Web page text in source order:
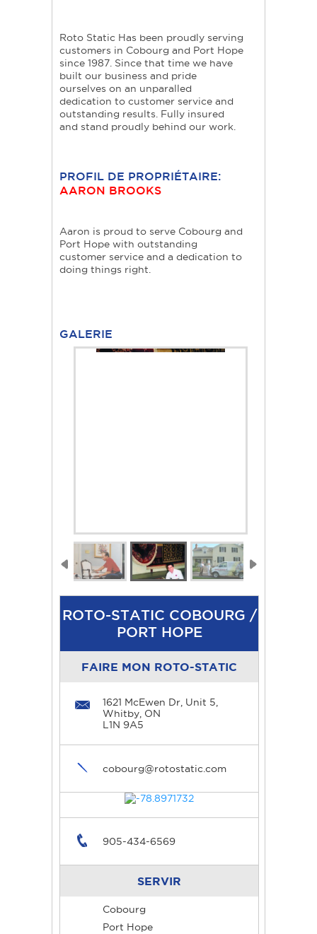
Roto Static Has been proudly serving
customers in Cobourg and Port Hope
since 1987. Since that time we have
built our business and pride
ourselves on an unparalled
dedication to customer service and
outstanding results. Fully insured
and stand proudly behind our work.
PROFIL DE PROPRIÉTAIRE:
AARON BROOKS
Aaron is proud to serve Cobourg and
Port Hope with outstanding
customer service and a dedication to
doing things right.
GALERIE
ROTO-STATIC COBOURG /
PORT HOPE
FAIRE MON ROTO-STATIC
1621 McEwen Dr, Unit 5,
Whitby, ON
L1N 9A5
cobourg@rotostatic.com
905-434-6569
SERVIR
Cobourg
Port Hope